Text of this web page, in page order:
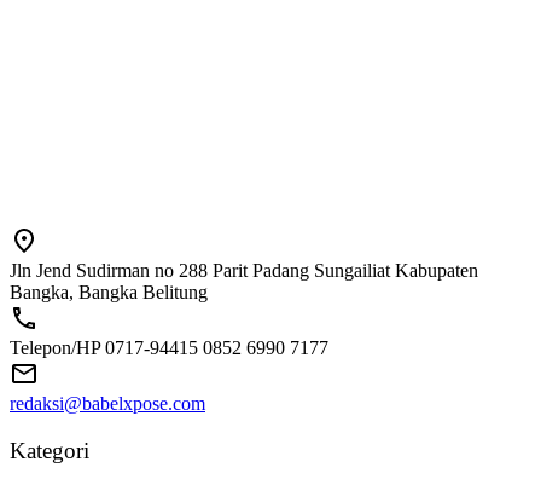
Jln Jend Sudirman no 288 Parit Padang Sungailiat Kabupaten
Bangka, Bangka Belitung
Telepon/HP 0717-94415 0852 6990 7177
redaksi@babelxpose.com
Kategori